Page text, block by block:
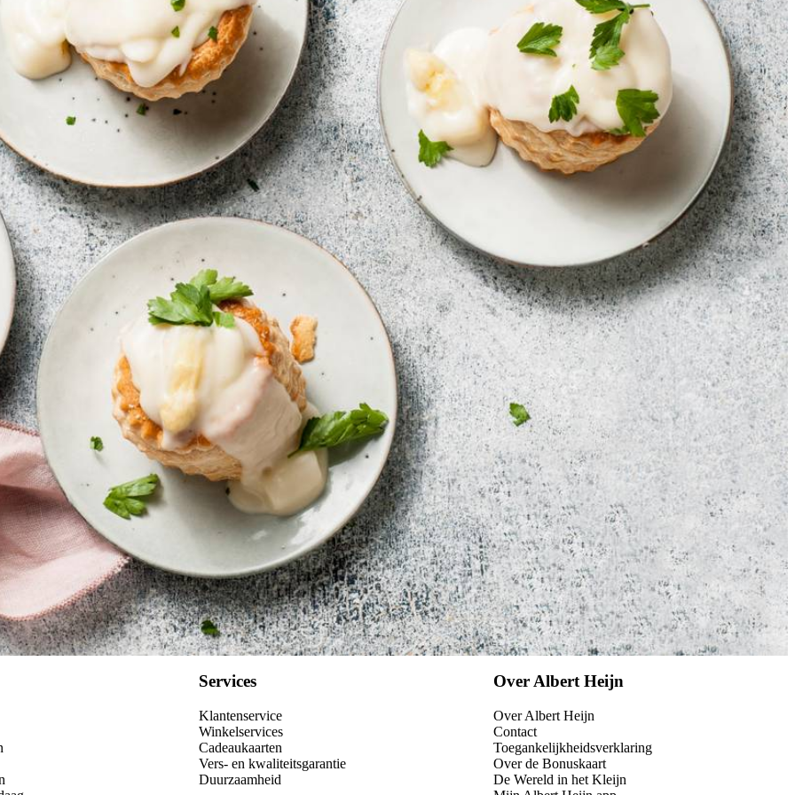
Kies producten
Wat vond je van dit recept?
Services
Klantenservice
Winkelservices
Cadeaukaarten
Vers- en kwaliteitsgarantie
Duurzaamheid
Over Albert Heijn
Over Albert Heijn
Contact
Toegankelijkheidsverklaring
Over de Bonuskaart
De Wereld in het Kleijn